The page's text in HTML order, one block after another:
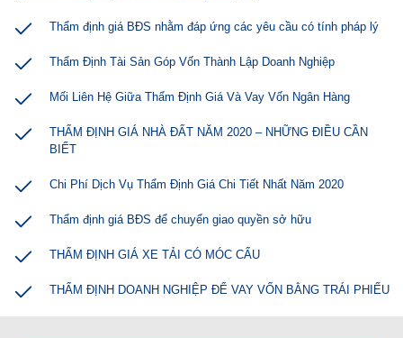
Thẩm định giá BĐS nhằm đáp ứng các yêu cầu có tính pháp lý
Thẩm Định Tài Sản Góp Vốn Thành Lập Doanh Nghiệp
Mối Liên Hệ Giữa Thẩm Định Giá Và Vay Vốn Ngân Hàng
THẨM ĐỊNH GIÁ NHÀ ĐẤT NĂM 2020 – NHỮNG ĐIỀU CẦN
BIẾT
Chi Phí Dịch Vụ Thẩm Định Giá Chi Tiết Nhất Năm 2020
Thẩm định giá BĐS để chuyển giao quyền sở hữu
THẨM ĐỊNH GIÁ XE TẢI CÓ MÓC CẨU
THẨM ĐỊNH DOANH NGHIỆP ĐỂ VAY VỐN BẰNG TRÁI PHIẾU